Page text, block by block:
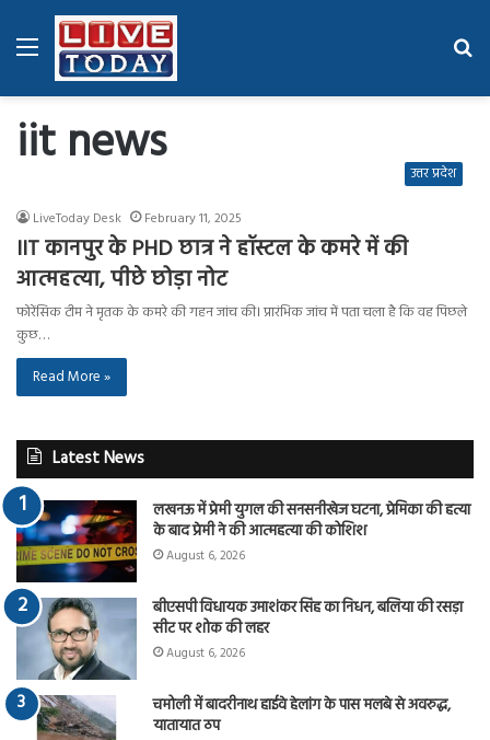
Menu
iit news उत्तर प्रदेश
LiveToday Desk February 11, 2025
IIT कानपुर के PHD छात्र ने हॉस्टल के कमरे में की
आत्महत्या, पीछे छोड़ा नोट
फोरेंसिक टीम ने मृतक के कमरे की गहन जांच की। प्रारंभिक जांच में पता चला है कि वह पिछले
कुछ…
Read More »
Latest News
लखनऊ में प्रेमी युगल की सनसनीखेज घटना, प्रेमिका की हत्या
के बाद प्रेमी ने की आत्महत्या की कोशिश
August 6, 2026
बीएसपी विधायक उमाशंकर सिंह का निधन, बलिया की रसड़ा
सीट पर शोक की लहर
August 6, 2026
चमोली में बादरीनाथ हाईवे हेलांग के पास मलबे से अवरुद्ध,
यातायात ठप